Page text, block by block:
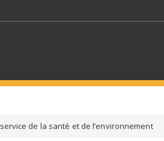
de la santé et de l’environnement